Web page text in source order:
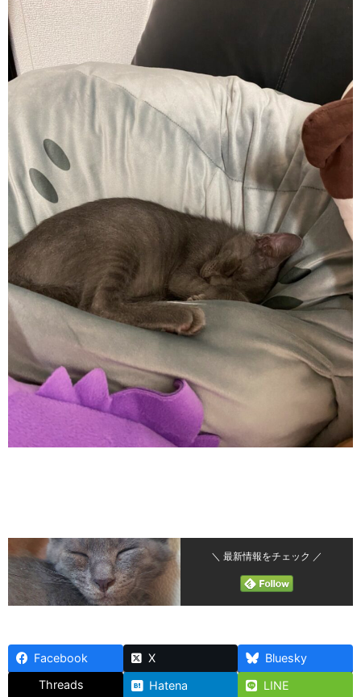
＼ 最新情報をチェック ／
Facebook X
Bluesky
Threads
Hatena LINE